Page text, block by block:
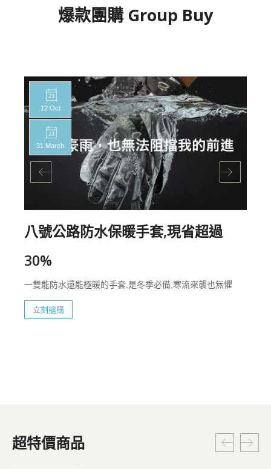
爆款團購 Group Buy
12 Oct
31 March
八號公路防水保暖手套,現省超過
30%
一雙能防水還能極暖的手套,是冬季必備,寒流來襲也無懼
立刻搶購
超特價商品